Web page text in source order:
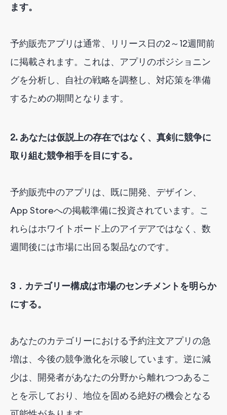
ます。
予約販売アプリは通常、リリース日の2～12週間前
に掲載されます。これは、アプリのポジショニン
グを分析し、自社の戦略を調整し、対応策を準備
するための期間となります。
2. あなたは仮説上の存在ではなく、真剣に競争に
取り組む競争相手を目にする。
予約販売中のアプリは、既に開発、デザイン、
App Storeへの掲載準備に投資されています。こ
れらはホワイトボード上のアイデアではなく、数
週間後には市場に出回る製品なのです。
3．カテゴリー構成は市場のセンチメントを明らか
にする。
あなたのカテゴリーにおける予約注文アプリの急
増は、今後の競争激化を示唆しています。逆に減
少は、開発者があなたの分野から離れつつあるこ
とを示しており、地位を固める絶好の機会となる